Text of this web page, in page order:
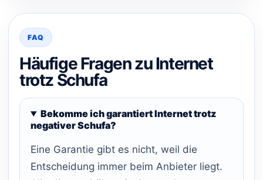
FAQ
Häufige Fragen zu Internet
trotz Schufa
Bekomme ich garantiert Internet trotz
negativer Schufa?
Eine Garantie gibt es nicht, weil die
Entscheidung immer beim Anbieter liegt.